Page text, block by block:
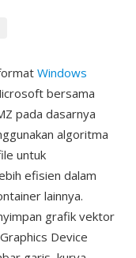
Windows
bersama
pada dasarnya
algoritma
untuk
efisien dalam
lainnya.
grafik vektor
Device